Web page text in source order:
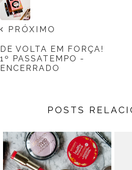
PRÓXIMO
DE VOLTA EM FORÇA!
1º PASSATEMPO -
ENCERRADO
POSTS